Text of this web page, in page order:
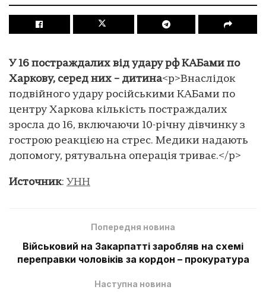
У 16 постраждалих від удару рф КАБами по
Харкову, серед них – дитина<p>Внаслідок
подвійного удару російськими КАБами по
центру Харкова кількість постраждалих
зросла до 16, включаючи 10-річну дівчинку з
гострою реакцією на стрес. Медики надають
допомогу, рятувальна операція триває.</p>
Источник: УНН
Попередня новина
Військовий на Закарпатті заробляв на схемі
переправки чоловіків за кордон – прокуратура
Наступна новина